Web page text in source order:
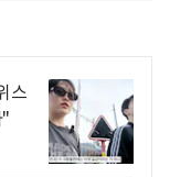
스